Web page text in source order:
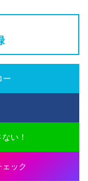
ー
い！
ック